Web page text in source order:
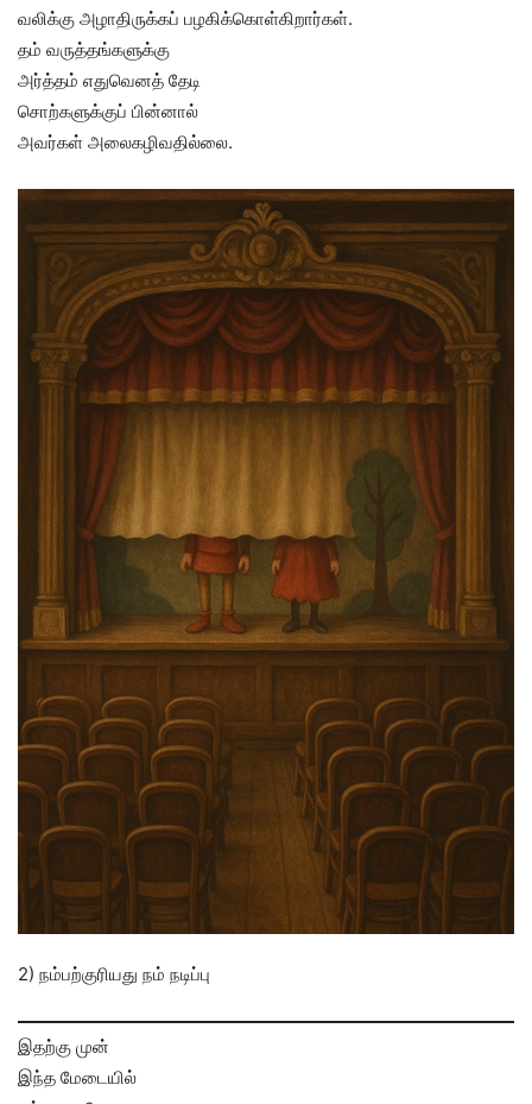
வலிக்கு அழாதிருக்கப் பழகிக்கொள்கிறார்கள்.
தம் வருத்தங்களுக்கு
அர்த்தம் எதுவெனத் தேடி
சொற்களுக்குப் பின்னால்
அவர்கள் அலைகழிவதில்லை.
2) நம்பற்குரியது நம் நடிப்பு
இதற்கு முன்
இந்த மேடையில்